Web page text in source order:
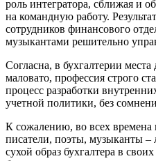
роль интегратора, сближая и
на командную работу.
сотрудников финансового
музыкантами решительно
Согласна, в бухгалтерии места
маловато, профессия строго
процесс разработки
учетной политики, без
К сожалению, во всех времена
писатели, поэты, музыканты
сухой образ бухгалтера в